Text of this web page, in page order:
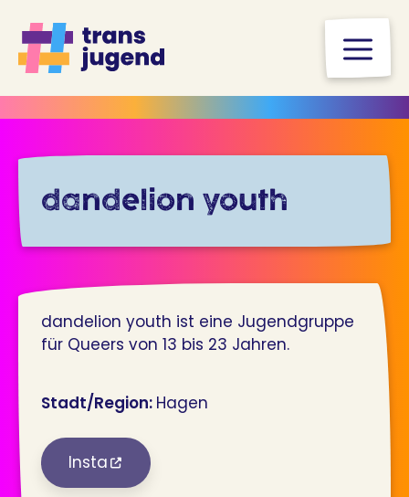
Inhalt
springen
dandelion youth
dandelion youth ist eine Jugendgruppe
für Queers von 13 bis 23 Jahren.
Stadt/Region: Hagen
Insta